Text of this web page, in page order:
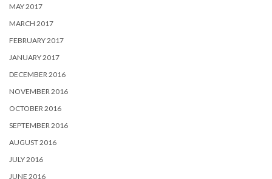
MAY 2017
MARCH 2017
FEBRUARY 2017
JANUARY 2017
DECEMBER 2016
NOVEMBER 2016
OCTOBER 2016
SEPTEMBER 2016
AUGUST 2016
JULY 2016
JUNE 2016